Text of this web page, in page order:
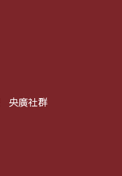
央廣社群